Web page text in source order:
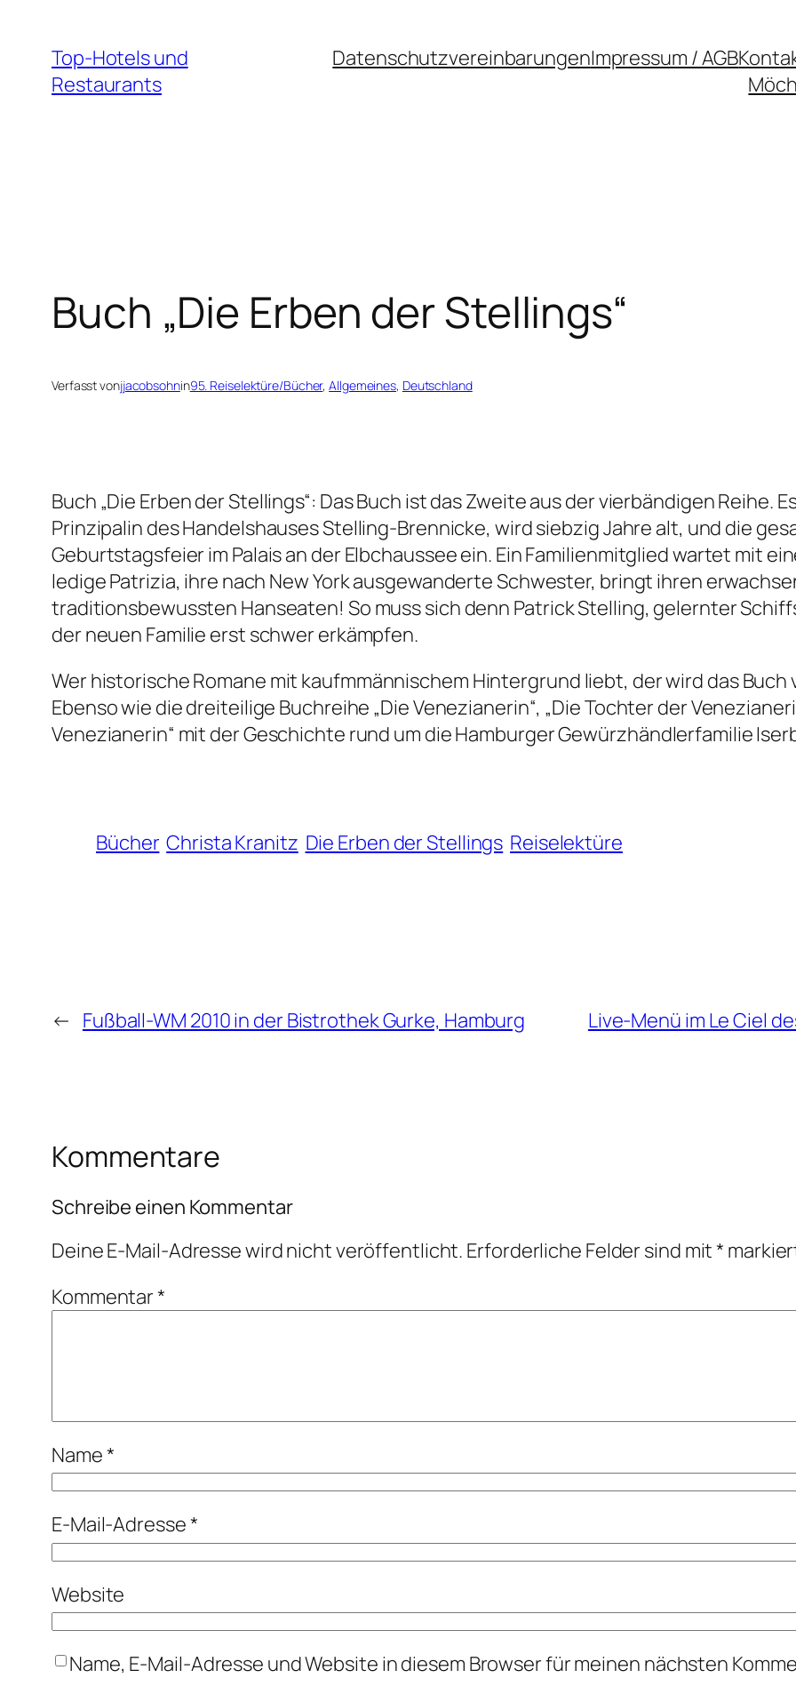
Inhalt
springen
Top-Hotels und
Restaurants
DatenschutzvereinbarungenImpressum / AGB
Buch „Die Erben der Stellings“
Verfasst vonjjacobsohnin95. Reiselektüre/Bücher, Allgemeines, Deutschland
Buch „Die Erben der Stellings“: Das Buch ist das Zweite aus der vierbändigen Reihe.
Prinzipalin des Handelshauses Stelling-Brennicke, wird siebzig Jahre alt, und die
Geburtstagsfeier im Palais an der Elbchaussee ein. Ein Familienmitglied wartet mit
ledige Patrizia, ihre nach New York ausgewanderte Schwester, bringt ihren
traditionsbewussten Hanseaten! So muss sich denn Patrick Stelling, gelernter
der neuen Familie erst schwer erkämpfen.
Wer historische Romane mit kaufmmännischem Hintergrund liebt, der wird das
Ebenso wie die dreiteilige Buchreihe „Die Venezianerin“, „Die Tochter der
Venezianerin“ mit der Geschichte rund um die Hamburger Gewürzhändlerfamilie
Bücher Christa Kranitz Die Erben der Stellings Reiselektüre
← Fußball-WM 2010 in der Bistrothek Gurke, Hamburg Live-Menü im Le Ciel
Kommentare
Schreibe einen Kommentar
Deine E-Mail-Adresse wird nicht veröffentlicht. Erforderliche Felder sind mit*
Kommentar*
Name*
E-Mail-Adresse*
Website
Name, E-Mail-Adresse und Website in diesem Browser für meinen nächsten